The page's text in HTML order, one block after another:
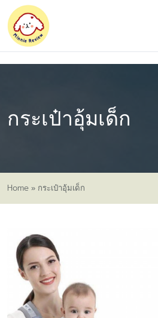
กระเป๋าอุ้มเด็ก
Home » กระเป๋าอุ้มเด็ก